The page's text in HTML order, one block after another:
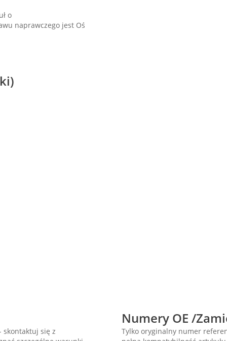
o
naprawczego jest Oś
skontaktuj się z
Numery OE /
Tylko oryginalny numer